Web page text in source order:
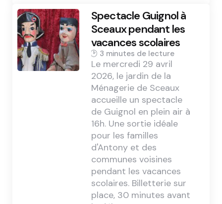
Spectacle Guignol à
Sceaux pendant les
vacances scolaires
3 min
Le mercredi 29 avril
2026, le jardin de la
Ménagerie de Sceaux
accueille un spectacle
de Guignol en plein air à
16h. Une sortie idéale
pour les familles
d'Antony et des
communes voisines
pendant les vacances
scolaires. Billetterie sur
place, 30 minutes avant